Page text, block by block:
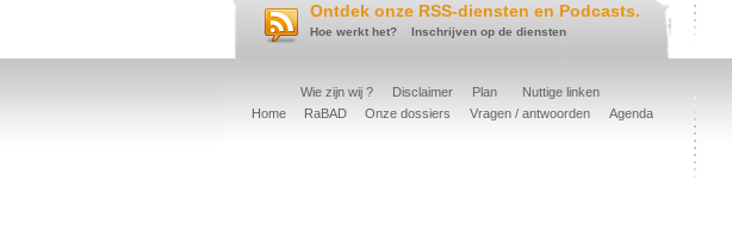
Ontdek onze RSS-diensten en Podcasts.
Hoe werkt het? Inschrijven op de diensten
Wie zijn wij ? Disclaimer Plan
Nuttige linken
Home
RaBAD Onze dossiers Vragen / antwoorden Agenda